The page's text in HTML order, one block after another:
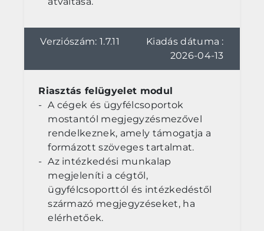
Verziószám: 1.7.11
Kiadás dátuma :
2026-04-13
Riasztás felügyelet modul
A cégek és ügyfélcsoportok
mostantól megjegyzésmezővel
rendelkeznek, amely támogatja a
formázott szöveges tartalmat.
Az intézkedési munkalap
megjeleníti a cégtől,
ügyfélcsoporttól és intézkedéstől
származó megjegyzéseket, ha
elérhetőek.